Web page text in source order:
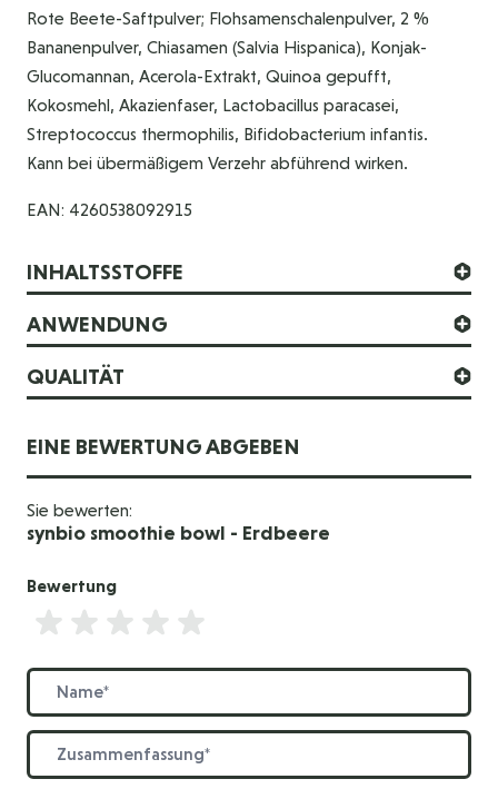
Rote Beete-Saftpulver; Flohsamenschalenpulver, 2 %
Bananenpulver, Chiasamen (Salvia Hispanica), Konjak-
Glucomannan, Acerola-Extrakt, Quinoa gepufft,
Kokosmehl, Akazienfaser, Lactobacillus paracasei,
Streptococcus thermophilis, Bifidobacterium infantis.
Kann bei übermäßigem Verzehr abführend wirken.
EAN: 4260538092915
INHALTSSTOFFE
ANWENDUNG
QUALITÄT
EINE BEWERTUNG ABGEBEN
Sie bewerten:
synbio smoothie bowl - Erdbeere
Bewertung
Bewertung
Name
Zusammenfassung